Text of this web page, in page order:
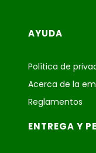
Menú de
AYUDA
Política de
Acerca de la
Reglamentos
ENTREGA Y